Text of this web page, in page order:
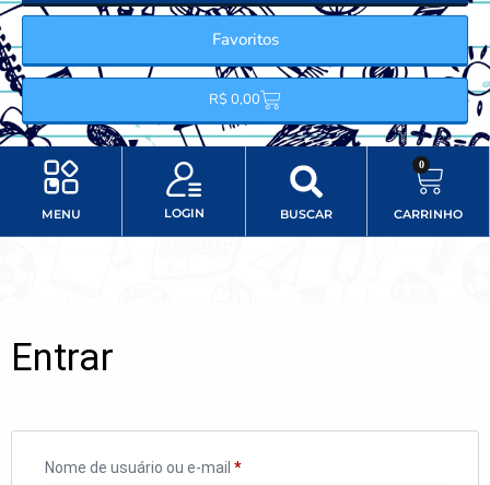
Favoritos
R$ 0,00
MENU LOGIN BUSCAR
0
CARRINHO
Entrar
Nome de usuário ou e-mail *